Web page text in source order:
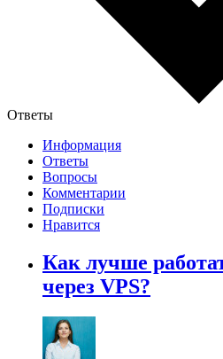
Ответы
Информация
Ответы
Вопросы
Комментарии
Подписки
Нравится
Как лучше
через VPS?